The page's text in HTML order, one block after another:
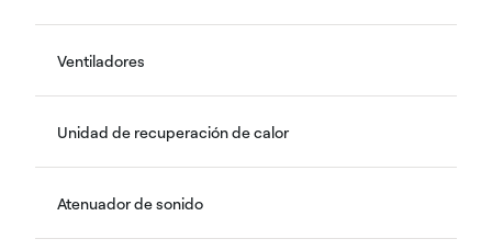
Ventiladores
Unidad de recuperación de calor
Atenuador de sonido